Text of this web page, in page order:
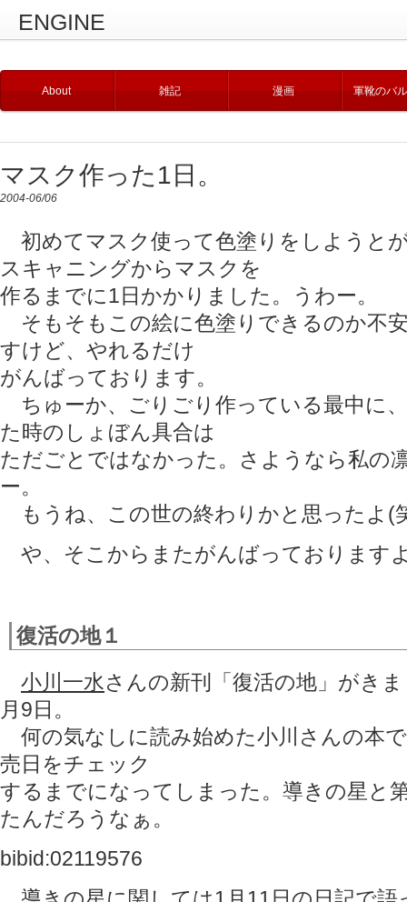
ENGINE
About 雑記 漫画 軍靴のバ
マスク作った1日。
2004-06/06
初めてマスク使って色塗りをしようと
スキャニングからマスクを
作るまでに1日かかりました。うわー。
そもそもこの絵に色塗りできるのか不
すけど、やれるだけ
がんばっております。
ちゅーか、ごりごり作っている最中に
た時のしょぼん具合は
ただごとではなかった。さようなら私の
ー。
もうね、この世の終わりかと思ったよ(
や、そこからまたがんばっております
復活の地１
小川一水さんの新刊「復活の地」がき
月9日。
何の気なしに読み始めた小川さんの本
売日をチェック
するまでになってしまった。導きの星と
たんだろうなぁ。
bibid:02119576